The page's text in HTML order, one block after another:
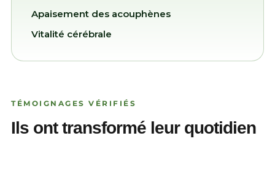
Apaisement des acouphènes
Vitalité cérébrale
TÉMOIGNAGES VÉRIFIÉS
Ils ont transformé leur quotidien